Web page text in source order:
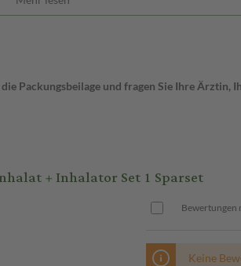
Packungsbeilage und fragen Sie Ihre Ärztin,
+ Inhalator Set 1 Sparset
Bewertungen
Keine